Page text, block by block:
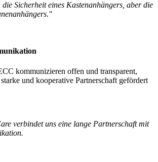
Sicherheit eines Kastenanhängers, aber die
kommunizieren offen und transparent,
und kooperative Partnerschaft gefördert
verbindet uns eine lange Partnerschaft mit